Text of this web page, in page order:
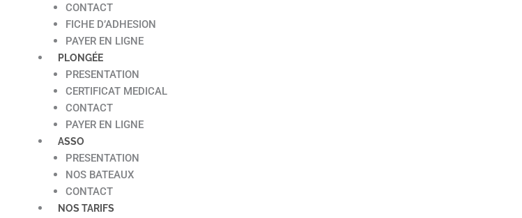
CONTACT
FICHE D’ADHESION
PAYER EN LIGNE
PLONGÉE
PRESENTATION
CERTIFICAT MEDICAL
CONTACT
PAYER EN LIGNE
ASSO
PRESENTATION
NOS BATEAUX
CONTACT
NOS TARIFS